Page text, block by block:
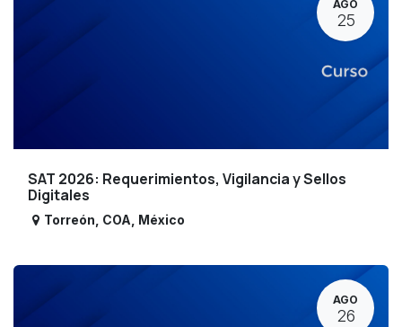
AGO
25
SAT 2026: Requerimientos, Vigilancia y Sellos
Digitales
Torreón COA México
AGO
26